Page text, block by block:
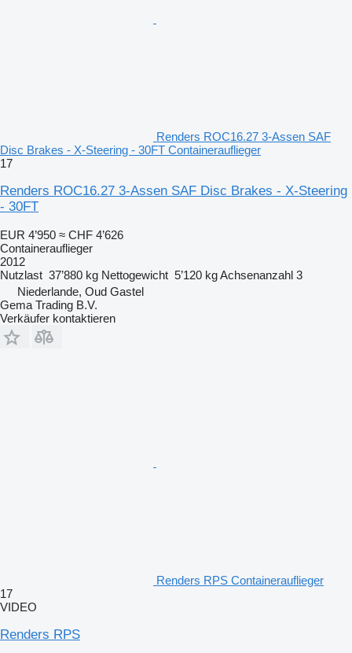
Renders ROC16.27 3-Assen SAF
Disc Brakes - X-Steering - 30FT Containerauflieger
17
Renders ROC16.27 3-Assen SAF Disc Brakes - X-Steering
- 30FT
EUR 4’950 ≈ CHF 4’626
Containerauflieger
2012
Nutzlast 37’880 kg Nettogewicht 5’120 kgAchsenanzahl 3
Niederlande, Oud Gastel
Gema Trading B.V.
Verkäufer kontaktieren
Renders RPS Containerauflieger
17
VIDEO
Renders RPS